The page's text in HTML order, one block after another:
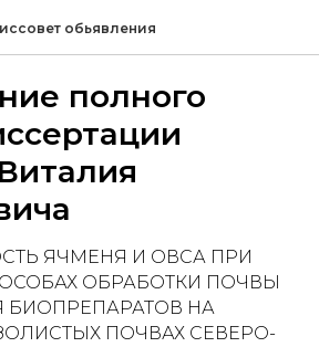
обьявления
полного
ЯЧМЕНЯ И ОВСА ПРИ
ОБРАБОТКИ ПОЧВЫ
БИОПРЕПАРАТОВ НА
ПОЧВАХ СЕВЕРО-